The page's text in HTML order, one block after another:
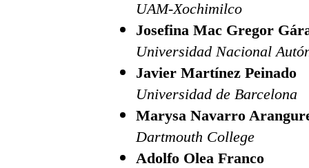
UAM-Xochimilco
Josefina Mac Gregor
Universidad Nacional
Javier Martínez Peinado
Universidad de Barcelona
Marysa Navarro
Dartmouth College
Adolfo Olea Franco